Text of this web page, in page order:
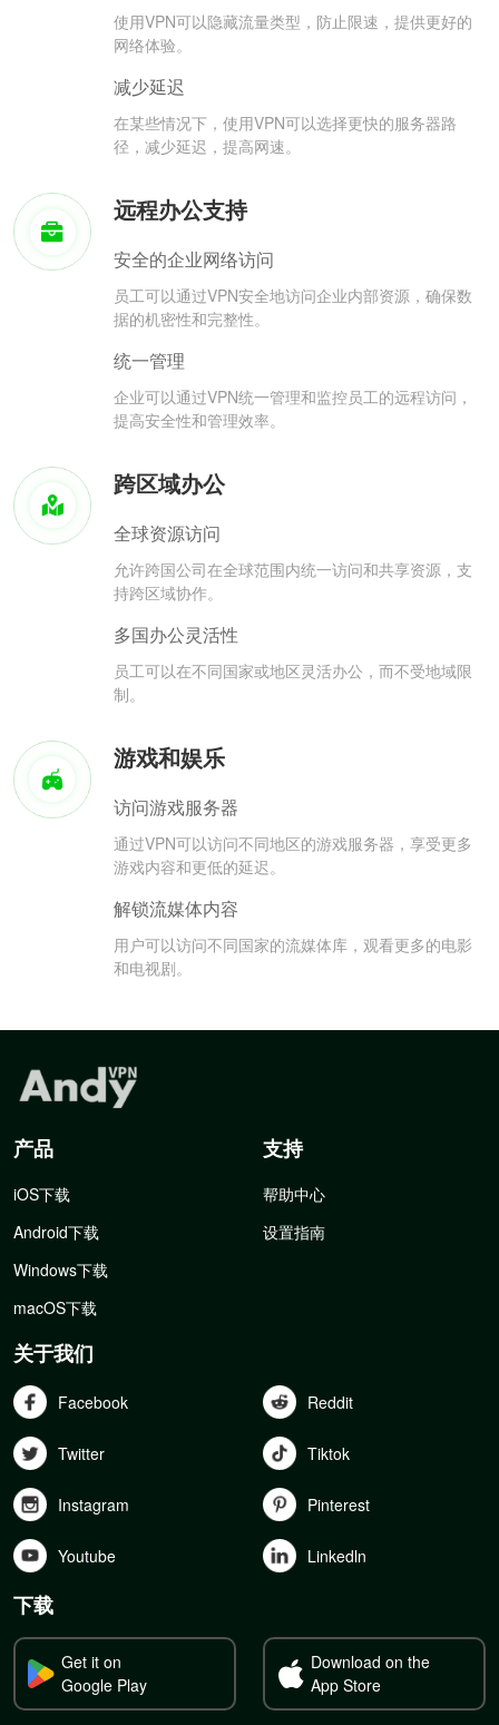
使用VPN可以隐藏流量类型，防止限速，提供更好的
网络体验。
减少延迟
在某些情况下，使用VPN可以选择更快的服务器路
径，减少延迟，提高网速。
远程办公支持
安全的企业网络访问
员工可以通过VPN安全地访问企业内部资源，确保数
据的机密性和完整性。
统一管理
企业可以通过VPN统一管理和监控员工的远程访问，
提高安全性和管理效率。
跨区域办公
全球资源访问
允许跨国公司在全球范围内统一访问和共享资源，支
持跨区域协作。
多国办公灵活性
员工可以在不同国家或地区灵活办公，而不受地域限
制。
游戏和娱乐
访问游戏服务器
通过VPN可以访问不同地区的游戏服务器，享受更多
游戏内容和更低的延迟。
解锁流媒体内容
用户可以访问不同国家的流媒体库，观看更多的电影
和电视剧。
产品
iOS下载
Android下载
Windows下载
macOS下载
支持
帮助中心
设置指南
关于我们
Facebook Reddit
Twitter Tiktok
Instagram Pinterest
Youtube Linkedln
下载
Get it on
Google Play
Download on the
App Store